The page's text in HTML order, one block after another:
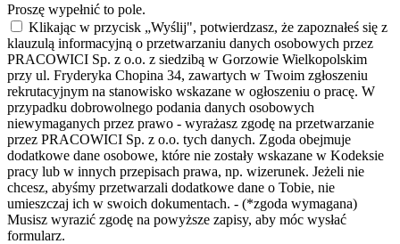
Proszę wypełnić to pole.
Klikając w przycisk „Wyślij", potwierdzasz, że zapoznałeś się z
klauzulą informacyjną o przetwarzaniu danych osobowych przez
PRACOWICI Sp. z o.o. z siedzibą w Gorzowie Wielkopolskim
przy ul. Fryderyka Chopina 34, zawartych w Twoim zgłoszeniu
rekrutacyjnym na stanowisko wskazane w ogłoszeniu o pracę. W
przypadku dobrowolnego podania danych osobowych
niewymaganych przez prawo - wyrażasz zgodę na przetwarzanie
przez PRACOWICI Sp. z o.o. tych danych. Zgoda obejmuje
dodatkowe dane osobowe, które nie zostały wskazane w Kodeksie
pracy lub w innych przepisach prawa, np. wizerunek. Jeżeli nie
chcesz, abyśmy przetwarzali dodatkowe dane o Tobie, nie
umieszczaj ich w swoich dokumentach. - (*zgoda wymagana)
Musisz wyrazić zgodę na powyższe zapisy, aby móc wysłać
formularz.